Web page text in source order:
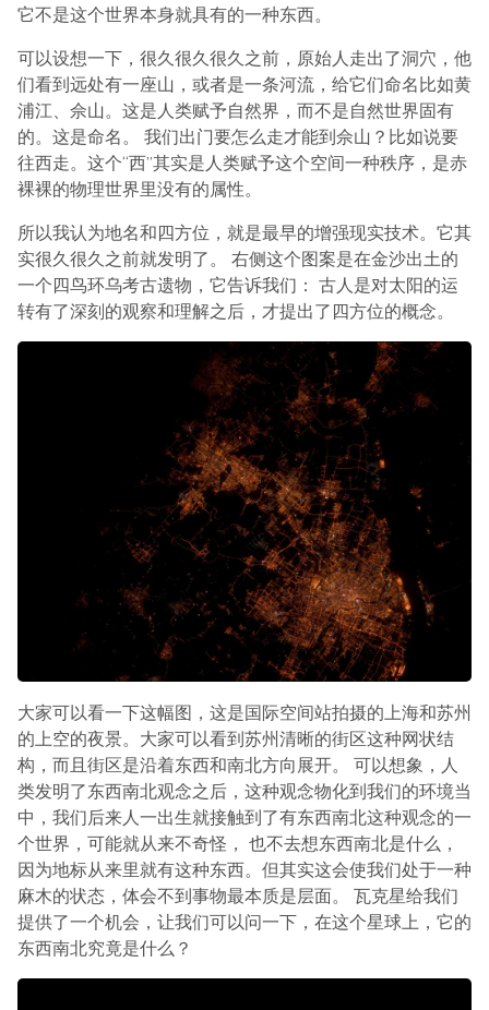
它不是这个世界本身就具有的一种东西。
可以设想一下，很久很久很久之前，原始人走出了洞穴，他
们看到远处有一座山，或者是一条河流，给它们命名比如黄
浦江、佘山。这是人类赋予自然界，而不是自然世界固有
的。这是命名。 我们出门要怎么走才能到佘山？比如说要
往西走。这个“西”其实是人类赋予这个空间一种秩序，是赤
裸裸的物理世界里没有的属性。
所以我认为地名和四方位，就是最早的增强现实技术。它其
实很久很久之前就发明了。 右侧这个图案是在金沙出土的
一个四鸟环乌考古遗物，它告诉我们： 古人是对太阳的运
转有了深刻的观察和理解之后，才提出了四方位的概念。
大家可以看一下这幅图，这是国际空间站拍摄的上海和苏州
的上空的夜景。大家可以看到苏州清晰的街区这种网状结
构，而且街区是沿着东西和南北方向展开。 可以想象，人
类发明了东西南北观念之后，这种观念物化到我们的环境当
中，我们后来人一出生就接触到了有东西南北这种观念的一
个世界，可能就从来不奇怪， 也不去想东西南北是什么，
因为地标从来里就有这种东西。但其实这会使我们处于一种
麻木的状态，体会不到事物最本质是层面。 瓦克星给我们
提供了一个机会，让我们可以问一下，在这个星球上，它的
东西南北究竟是什么？